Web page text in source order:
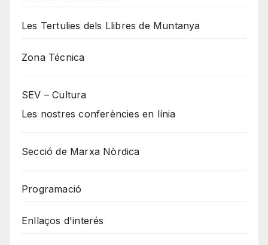
Les Tertulies dels Llibres de Muntanya
Zona Técnica
SEV – Cultura
Les nostres conferències en línia
Secció de Marxa Nòrdica
Programació
Enllaços d'interés